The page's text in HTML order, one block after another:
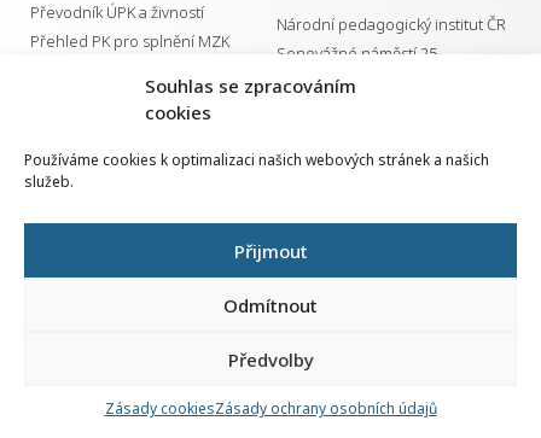
Souhlas se zpracováním
cookies
Používáme cookies k optimalizaci našich webových stránek a našich
služeb.
Přijmout
Odmítnout
Předvolby
Zásady cookiesZásady ochrany osobních údajů
Převodník ÚPK a živností
Přehled PK pro splnění MZK
Národní pedagogický institut ČR
Senovážné náměstí 25
110 00 Praha 1